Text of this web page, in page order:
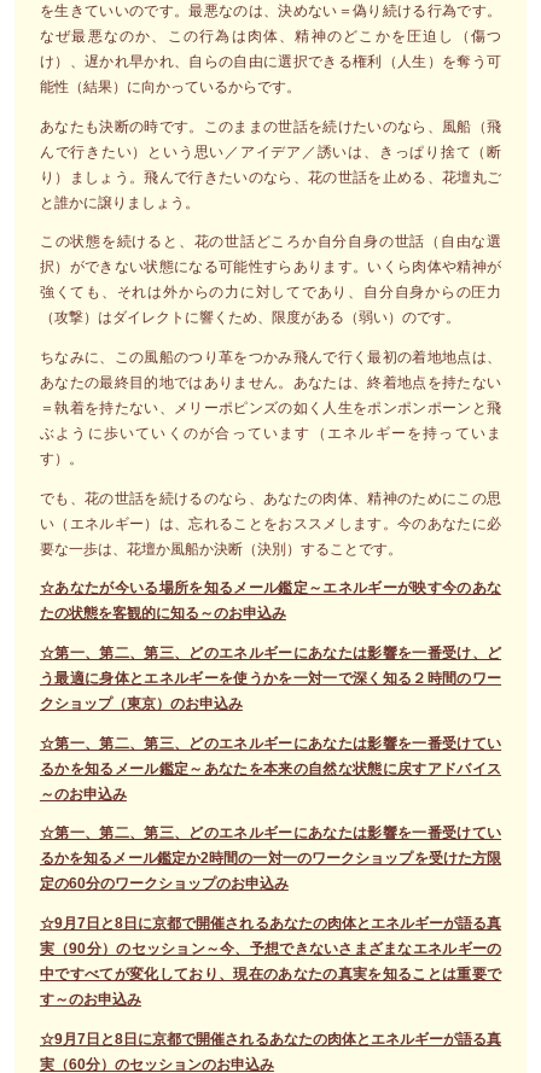
を生きていいのです。最悪なのは、決めない＝偽り続ける行為です。
なぜ最悪なのか、この行為は肉体、精神のどこかを圧迫し（傷つ
け）、遅かれ早かれ、自らの自由に選択できる権利（人生）を奪う可
能性（結果）に向かっているからです。
あなたも決断の時です。このままの世話を続けたいのなら、風船（飛
んで行きたい）という思い／アイデア／誘いは、きっぱり捨て（断
り）ましょう。飛んで行きたいのなら、花の世話を止める、花壇丸ご
と誰かに譲りましょう。
この状態を続けると、花の世話どころか自分自身の世話（自由な選
択）ができない状態になる可能性すらあります。いくら肉体や精神が
強くても、それは外からの力に対してであり、自分自身からの圧力
（攻撃）はダイレクトに響くため、限度がある（弱い）のです。
ちなみに、この風船のつり革をつかみ飛んで行く最初の着地地点は、
あなたの最終目的地ではありません。あなたは、終着地点を持たない
＝執着を持たない、メリーポピンズの如く人生をポンポンポーンと飛
ぶように歩いていくのが合っています（エネルギーを持っていま
す）。
でも、花の世話を続けるのなら、あなたの肉体、精神のためにこの思
い（エネルギー）は、忘れることをおススメします。今のあなたに必
要な一歩は、花壇か風船か決断（決別）することです。
☆あなたが今いる場所を知るメール鑑定～エネルギーが映す今のあな
たの状態を客観的に知る～のお申込み
☆第一、第二、第三、どのエネルギーにあなたは影響を一番受け、ど
う最適に身体とエネルギーを使うかを一対一で深く知る２時間のワー
クショップ（東京）のお申込み
☆第一、第二、第三、どのエネルギーにあなたは影響を一番受けてい
るかを知るメール鑑定～あなたを本来の自然な状態に戻すアドバイス
～のお申込み
☆第一、第二、第三、どのエネルギーにあなたは影響を一番受けてい
るかを知るメール鑑定か2時間の一対一のワークショップを受けた方限
定の60分のワークショップのお申込み
☆9月7日と8日に京都で開催されるあなたの肉体とエネルギーが語る真
実（90分）のセッション～今、予想できないさまざまなエネルギーの
中ですべてが変化しており、現在のあなたの真実を知ることは重要で
す～のお申込み
☆9月7日と8日に京都で開催されるあなたの肉体とエネルギーが語る真
実（60分）のセッションのお申込み